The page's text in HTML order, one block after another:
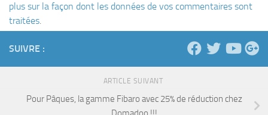
plus sur la façon dont les données de vos commentaires sont
traitées.
SUIVRE :
ARTICLE SUIVANT
Pour Pâques, la gamme Fibaro avec 25% de réduction chez